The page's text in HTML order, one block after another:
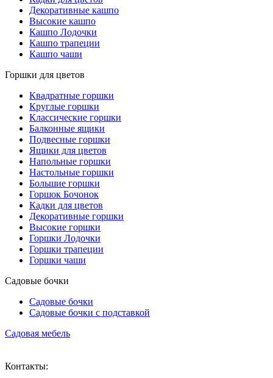
Декоративные кашпо
Высокие кашпо
Кашпо Лодочки
Кашпо трапеции
Кашпо чаши
Горшки для цветов
Квадратные горшки
Круглые горшки
Классические горшки
Балконные ящики
Подвесные горшки
Ящики для цветов
Напольные горшки
Настольные горшки
Большие горшки
Горшок Бочонок
Кадки для цветов
Декоративные горшки
Высокие горшки
Горшки Лодочки
Горшки трапеции
Горшки чаши
Садовые бочки
Садовые бочки
Садовые бочки c подставкой
Садовая мебель
Контакты: